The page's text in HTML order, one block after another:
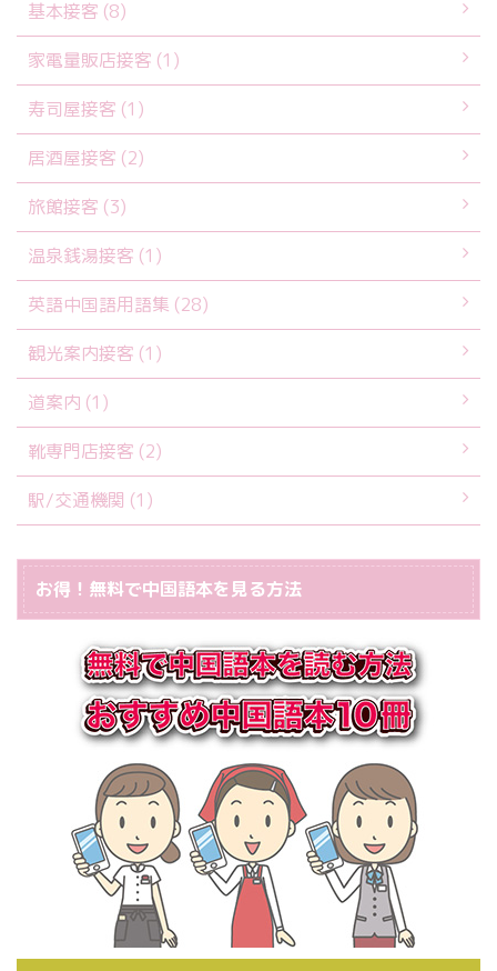
基本接客 (8)
家電量販店接客 (1)
寿司屋接客 (1)
居酒屋接客 (2)
旅館接客 (3)
温泉銭湯接客 (1)
英語中国語用語集 (28)
観光案内接客 (1)
道案内 (1)
靴専門店接客 (2)
駅/交通機関 (1)
お得！無料で中国語本を見る方法